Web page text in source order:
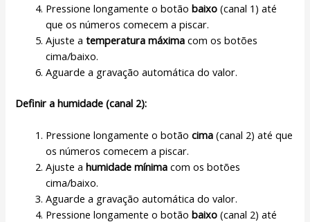
Pressione longamente o botãobaixo (canal 1) até
que os números comecem a piscar.
Ajuste atemperatura máxima com os botões
cima/baixo.
Aguarde a gravação automática do valor.
Definir a humidade (canal 2):
Pressione longamente o botãocima (canal 2) até que
os números comecem a piscar.
Ajuste ahumidade mínima com os botões
cima/baixo.
Aguarde a gravação automática do valor.
Pressione longamente o botãobaixo (canal 2) até